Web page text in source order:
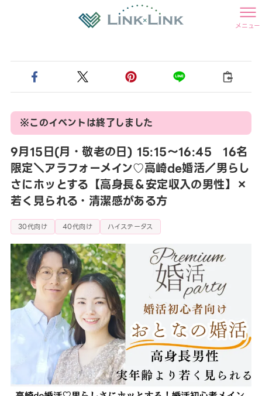
メニュー
※このイベントは終了しました
9月15日(月・敬老の日) 15:15〜16:45 16名
限定＼アラフォーメイン♡高崎de婚活／男らし
さにホッとする【高身長＆安定収入の男性】×
若く見られる・清潔感がある方
30代向け 40代向け ハイステータス